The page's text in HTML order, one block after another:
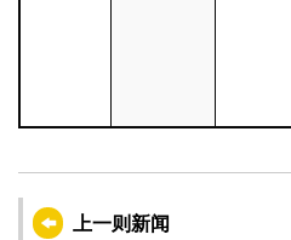
上一则新闻